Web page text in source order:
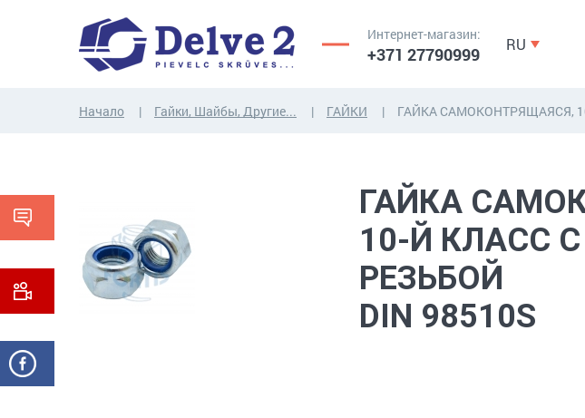
Интернет-магазин:
+371 27790999 RU
ДЮБЕЛЬГВОЗДЬ,
ЯКОРЯ, КРЕПЕЖИ
Начало Гайки, Шайбы, Другие... ГАЙКИ ГАЙКА САМОКОНТРЯЩАЯСЯ,
ГАЙКА
10-Й КЛАСС
РЕЗЬБОЙ
DIN 98510S